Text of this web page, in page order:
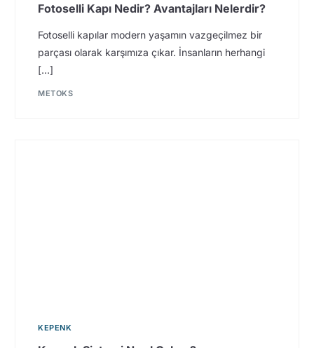
Fotoselli Kapı Nedir? Avantajları Nelerdir?
Fotoselli kapılar modern yaşamın vazgeçilmez bir
parçası olarak karşımıza çıkar. İnsanların herhangi
[…]
METOKS
KEPENK